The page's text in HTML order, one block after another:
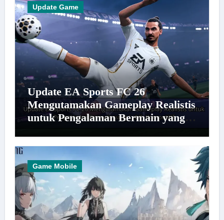
Update Game
Update EA Sports FC 26
Mengutamakan Gameplay Realistis
untuk Pengalaman Bermain yang
Game Mobile